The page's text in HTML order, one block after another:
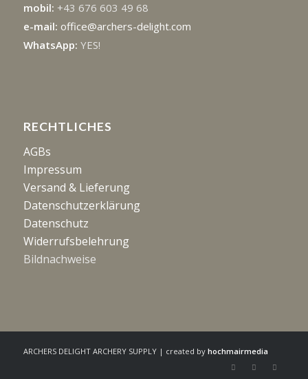
mobil: +43 676 603 49 68
e-mail: office@archers-delight.com
WhatsApp: YES!
RECHTLICHES
AGBs
Impressum
Versand & Lieferung
Datenschutzerklärung
Datenschutz
Widerrufsbelehrung
Bildnachweise
ARCHERS DELIGHT ARCHERY SUPPLY | created by hochmairmedia